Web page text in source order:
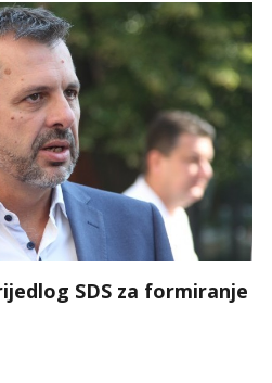
SDS za formiranje